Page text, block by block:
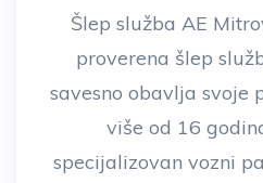
Šlep služba AE
proverena šlep
savesno obavlja svoje
više od 16
specijalizovan vozni